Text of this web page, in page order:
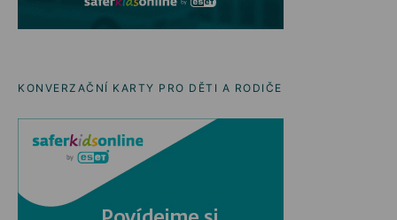
KONVERZAČNÍ KARTY PRO DĚTI A RODIČE